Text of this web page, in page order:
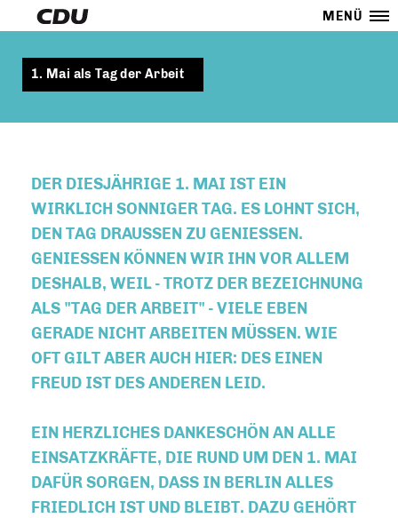
MENÜ
1. Mai als Tag der Arbeit
DER DIESJÄHRIGE 1. MAI IST EIN
WIRKLICH SONNIGER TAG. ES LOHNT SICH,
DEN TAG DRAUSSEN ZU GENIESSEN. GE
NIESSEN KÖNNEN WIR IHN VOR ALLEM DES
HALB, WEIL - TROTZ DER BEZEICHNUNG ALS
"TAG DER ARBEIT" - VIELE EBEN GER
ADE NICHT ARBEITEN MÜSSEN. WIE OFT
GILT ABER AUCH HIER: DES EINEN FRE
UD IST DES ANDEREN LEID.
EIN HERZLICHES DANKESCHÖN AN ALLE
EINSATZKRÄFTE, DIE RUND UM DEN 1. MAI
DAFÜR SORGEN, DASS IN BERLIN ALLES
FRIEDLICH IST UND BLEIBT. DAZU GEHÖRT